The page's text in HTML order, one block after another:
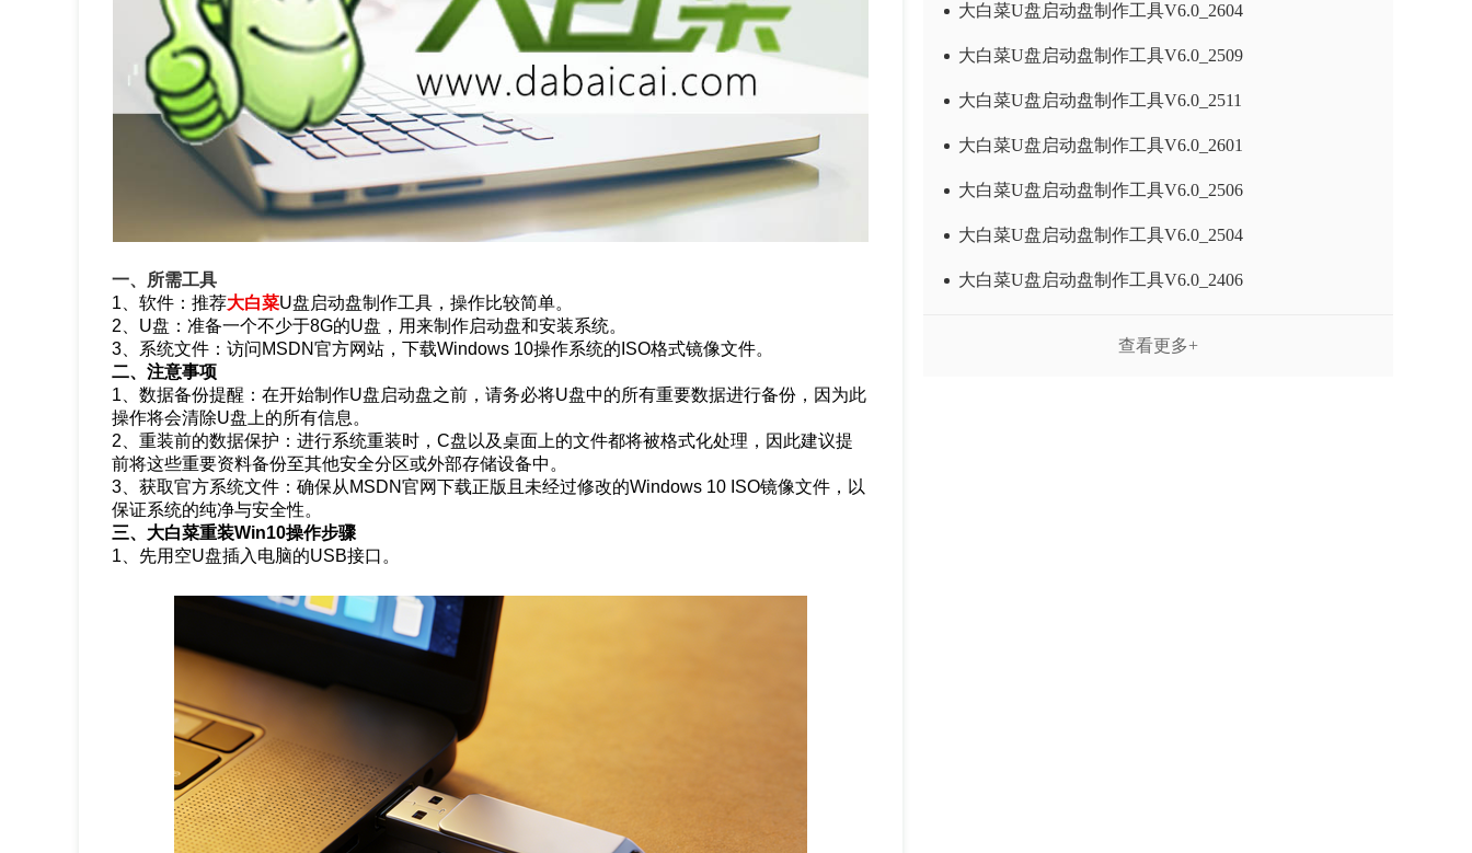
一、所需工具
1、软件：推荐大白菜U盘启动盘制作工具，操作比较简单。
2、U盘：准备一个不少于8G的U盘，用来制作启动盘和安装系统。
3、系统文件：访问MSDN官方网站，下载Windows 10操作系统的ISO格式镜像文件。
二、注意事项
1、数据备份提醒：在开始制作U盘启动盘之前，请务必将U盘中的所有重要数据进行备份，因为此
操作将会清除U盘上的所有信息。
2、重装前的数据保护：进行系统重装时，C盘以及桌面上的文件都将被格式化处理，因此建议提
前将这些重要资料备份至其他安全分区或外部存储设备中。
3、获取官方系统文件：确保从MSDN官网下载正版且未经过修改的Windows 10 ISO镜像文件，以
保证系统的纯净与安全性。
三、大白菜重装Win10操作步骤
1、先用空U盘插入电脑的USB接口。
大白菜U盘启动盘制作工具V6.0_2604
大白菜U盘启动盘制作工具V6.0_2509
大白菜U盘启动盘制作工具V6.0_2511
大白菜U盘启动盘制作工具V6.0_2601
大白菜U盘启动盘制作工具V6.0_2506
大白菜U盘启动盘制作工具V6.0_2504
大白菜U盘启动盘制作工具V6.0_2406
查看更多+